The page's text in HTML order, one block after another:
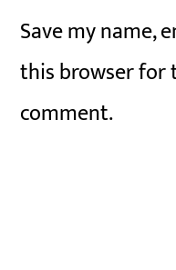
Save my name,
this browser for
comment.